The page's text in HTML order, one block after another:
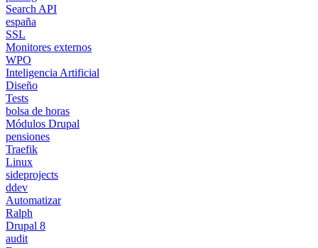
Search API
españa
SSL
Monitores externos
WPO
Inteligencia Artificial
Diseño
Tests
bolsa de horas
Módulos Drupal
pensiones
Traefik
Linux
sideprojects
ddev
Automatizar
Ralph
Drupal 8
audit